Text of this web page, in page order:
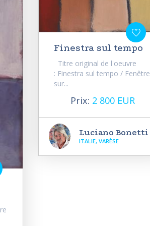
Finestra sul tempo
Titre original de l'oeuvre
: Finestra sul tempo / Fenêtre
sur...
Prix: 2 800 EUR
Luciano Bonetti
ITALIE, VARÈSE